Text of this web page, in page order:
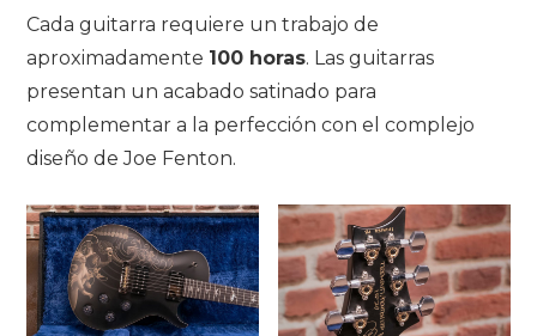
Cada guitarra requiere un trabajo de
aproximadamente 100 horas. Las guitarras
presentan un acabado satinado para
complementar a la perfección con el complejo
diseño de Joe Fenton.